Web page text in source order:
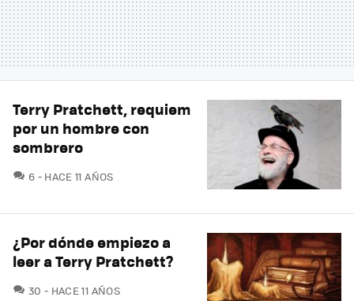
Terry Pratchett, requiem
por un hombre con
sombrero
6 COMENTARIOS
HACE 11 AÑOS
¿Por dónde empiezo a
leer a Terry Pratchett?
30 COMENTARIOS
HACE 11 AÑOS